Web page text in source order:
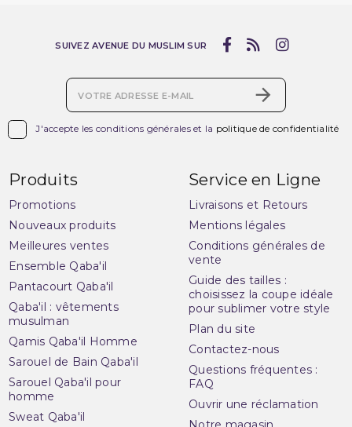
J'accepte les conditions générales et la politique de confidentialité
SUIVEZ AVENUE DU MUSLIM SUR
Produits
Promotions
Nouveaux produits
Meilleures ventes
Ensemble Qaba'il
Pantacourt Qaba'il
Qaba'il : vêtements
musulman
Qamis Qaba'il Homme
Sarouel de Bain Qaba'il
Sarouel Qaba'il pour
homme
Sweat Qaba'il
Service en Ligne
Livraisons et Retours
Mentions légales
Conditions générales de
vente
Guide des tailles :
choisissez la coupe idéale
pour sublimer votre style
Plan du site
Contactez-nous
Questions fréquentes :
FAQ
Ouvrir une réclamation